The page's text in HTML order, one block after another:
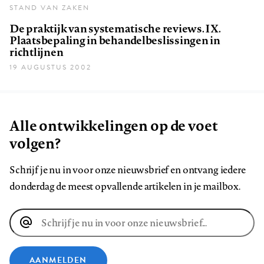
STAND VAN ZAKEN
De praktijk van systematische reviews. IX.
Plaatsbepaling in behandelbeslissingen in
richtlijnen
19 AUGUSTUS 2002
Alle ontwikkelingen op de voet
volgen?
Schrijf je nu in voor onze nieuwsbrief en ontvang iedere
donderdag de meest opvallende artikelen in je mailbox.
E-
mailadres
AANMELDEN